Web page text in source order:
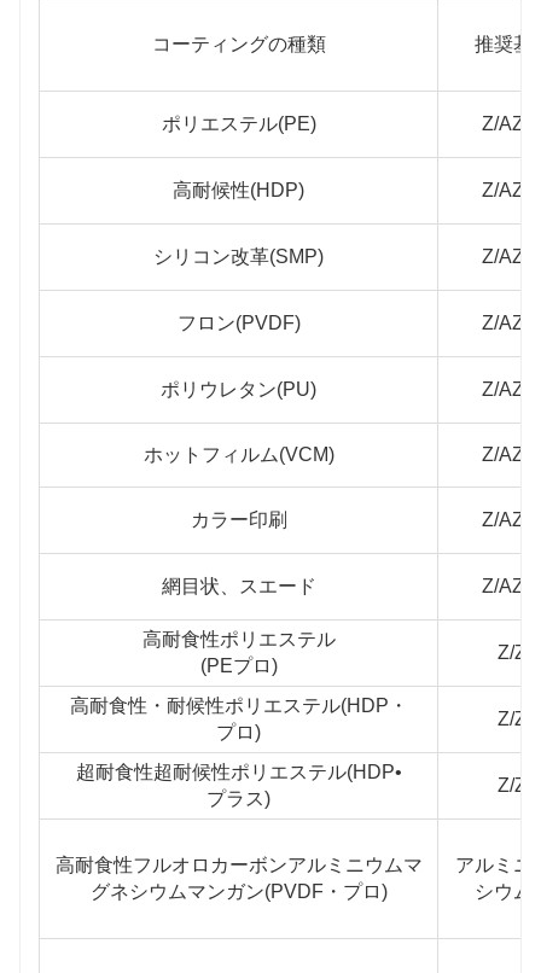
コーティングの種類 推奨基
ポリエステル(PE) Z/AZ/
高耐候性(HDP) Z/AZ/
シリコン改革(SMP) Z/AZ/
フロン(PVDF) Z/AZ/
ポリウレタン(PU) Z/AZ/
ホットフィルム(VCM) Z/AZ/
カラー印刷 Z/AZ/
網目状、スエード Z/AZ/
高耐食性ポリエステル
(PEプロ)
Z/
高耐食性・耐候性ポリエステル(HDP・
プロ)
Z/
超耐食性超耐候性ポリエステル(HDP•
プラス)
Z/
高耐食性フルオロカーボンアルミニウムマ
グネシウムマンガン(PVDF・プロ)
アルミニ
シウム